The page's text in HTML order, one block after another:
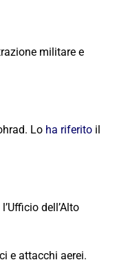
militare e
Lo ha riferito il
l’Ufficio dell’Alto
e attacchi aerei.